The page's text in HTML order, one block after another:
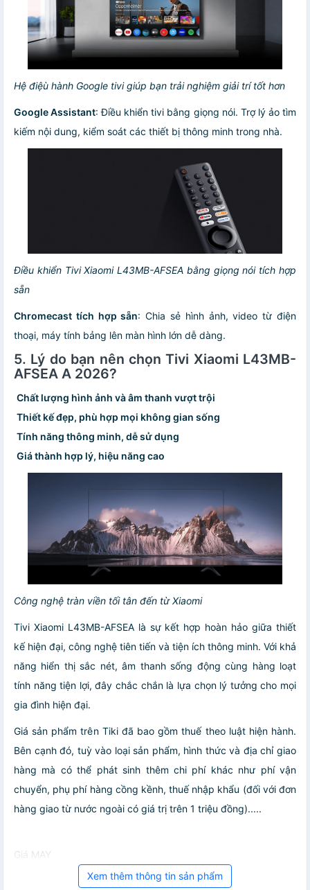
Hệ điệù hành Google tivi giúp bạn trải nghiệm giải trí tốt hơn
Google Assistant: Điều khiển tivi bằng giọng nói. Trợ lý ảo tìm
kiếm nội dung, kiểm soát các thiết bị thông minh trong nhà.
Điều khiển Tivi Xiaomi L43MB-AFSEA bằng giọng nói tích hợp
sẵn
Chromecast tích hợp sẵn: Chia sẻ hình ảnh, video từ điện
thoại, máy tính bảng lên màn hình lớn dễ dàng.
5. Lý do bạn nên chọn Tivi Xiaomi L43MB-
AFSEA A 2026?
Chất lượng hình ảnh và âm thanh vượt trội
Thiết kế đẹp, phù hợp mọi không gian sống
Tính năng thông minh, dễ sử dụng
Giá thành hợp lý, hiệu năng cao
Công nghệ tràn viền tối tân đến từ Xiaomi
Tivi Xiaomi L43MB-AFSEA là sự kết hợp hoàn hảo giữa thiết
kế hiện đại, công nghệ tiên tiến và tiện ích thông minh. Với khả
năng hiển thị sắc nét, âm thanh sống động cùng hàng loạt
tính năng tiện lợi, đây chắc chắn là lựa chọn lý tưởng cho mọi
gia đình hiện đại.
Giá sản phẩm trên Tiki đã bao gồm thuế theo luật hiện hành.
Bên cạnh đó, tuỳ vào loại sản phẩm, hình thức và địa chỉ giao
hàng mà có thể phát sinh thêm chi phí khác như phí vận
chuyển, phụ phí hàng cồng kềnh, thuế nhập khẩu (đối với đơn
hàng giao từ nước ngoài có giá trị trên 1 triệu đồng).....
Giá MAY
Xem thêm thông tin sản phẩm